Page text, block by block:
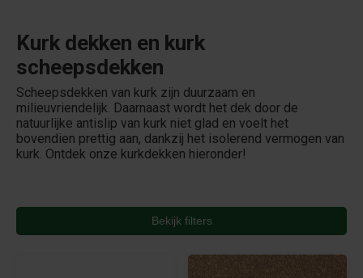
Kurk dekken en kurk
scheepsdekken
Scheepsdekken van kurk zijn duurzaam en
milieuvriendelijk. Daarnaast wordt het dek door de
natuurlijke antislip van kurk niet glad en voelt het
bovendien prettig aan, dankzij het isolerend vermogen van
kurk. Ontdek onze kurkdekken hieronder!
Bekijk filters